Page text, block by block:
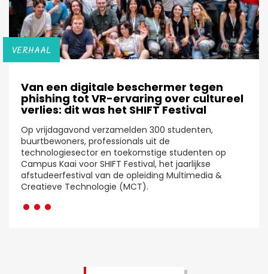
VERHAAL
Van een digitale beschermer tegen
phishing tot VR-ervaring over cultureel
verlies: dit was het SHIFT Festival
Op vrijdagavond verzamelden 300 studenten,
buurtbewoners, professionals uit de
technologiesector en toekomstige studenten op
Campus Kaai voor SHIFT Festival, het jaarlijkse
afstudeerfestival van de opleiding Multimedia &
Creatieve Technologie (MCT).
···